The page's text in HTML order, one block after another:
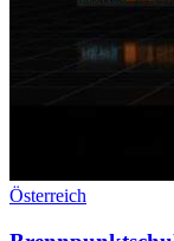
Österreich